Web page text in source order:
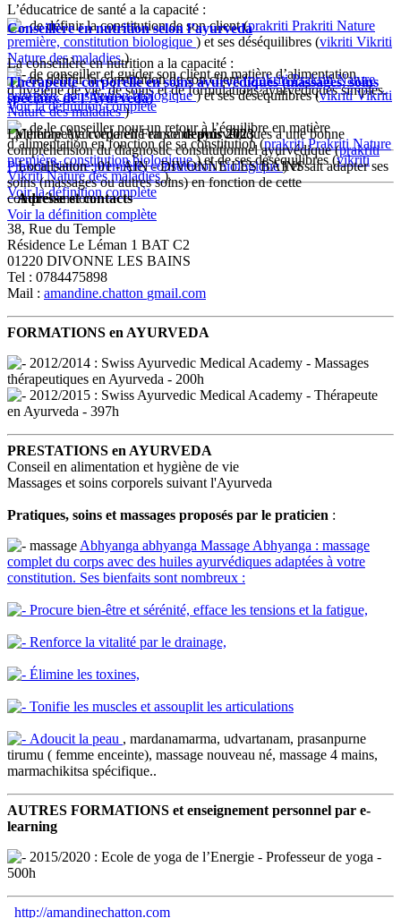
L’éducatrice de santé a la capacité :
de définir la constitution de son client (prakriti Prakriti Nature
première, constitution biologique ) et ses déséquilibres (vikriti Vikriti
Nature des maladies )
de conseiller et guider son client en matière d’alimentation,
d’hygiène de vie, de soins et de formulations ayurvédiques simples.
Voir la définition complète
Conseillère en nutrition selon l’ayurveda
La conseillère en nutrition a la capacité :
de définir la constitution de son client (prakriti Prakriti Nature
première, constitution biologique ) et ses déséquilibres (vikriti Vikriti
Nature des maladies )
de le conseiller pour un retour à l’équilibre en matière
d’alimentation en fonction de sa constitution (prakriti Prakriti Nature
première, constitution biologique ) et de ses déséquilibres (vikriti
Vikriti Nature des maladies ).
Voir la définition complète
Thérapeute corporelle en soins ayurvédiques (massages, soins
spéciaux de l’Ayurveda)
La thérapeute corporelle en soins ayurvédiques a une bonne
compréhension du diagnostic constitutionnel ayurvédique (prakriti
Prakriti Nature première, constitution biologique ) et sait adapter ses
soins (massages ou autres soins) en fonction de cette
compréhension.
Voir la définition complète
Membre Ayurveda en Francedepuis 2023
Localisation : 01 - AIN - DIVONNE LES BAINS
Adresse et contacts
38, Rue du Temple
Résidence Le Léman 1 BAT C2
01220 DIVONNE LES BAINS
Tel : 0784475898
Mail : amandine.chatton gmail.com
FORMATIONS en AYURVEDA
2012/2014 : Swiss Ayurvedic Medical Academy - Massages
thérapeutiques en Ayurveda - 200h
2012/2015 : Swiss Ayurvedic Medical Academy - Thérapeute
en Ayurveda - 397h
PRESTATIONS en AYURVEDA
Conseil en alimentation et hygiène de vie
Massages et soins corporels suivant l'Ayurveda
Pratiques, soins et massages proposés par le praticien :
massage Abhyanga abhyanga Massage Abhyanga : massage
complet du corps avec des huiles ayurvédiques adaptées à votre
constitution. Ses bienfaits sont nombreux :
Procure bien-être et sérénité, efface les tensions et la fatigue,
Renforce la vitalité par le drainage,
Élimine les toxines,
Tonifie les muscles et assouplit les articulations
Adoucit la peau , mardanamarma, udvartanam, prasanpurne
tirumu ( femme enceinte), massage nouveau né, massage 4 mains,
marmachikitsa spécifique..
AUTRES FORMATIONS et enseignement personnel par e-
learning
2015/2020 : Ecole de yoga de l’Energie - Professeur de yoga -
500h
http://amandinechatton.com